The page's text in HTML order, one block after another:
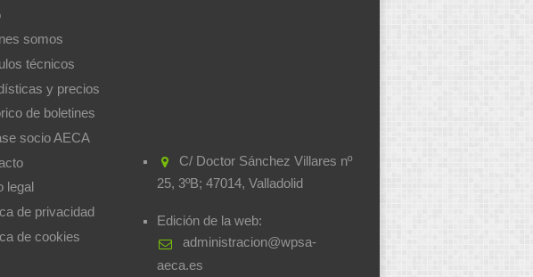
somos
técnicos
y precios
de boletines
socio AECA
legal
de privacidad
de cookies
C/ Doctor Sánchez Villares nº
25, 3ºB; 47014, Valladolid
Edición de la web:
administracion@wpsa-
aeca.es